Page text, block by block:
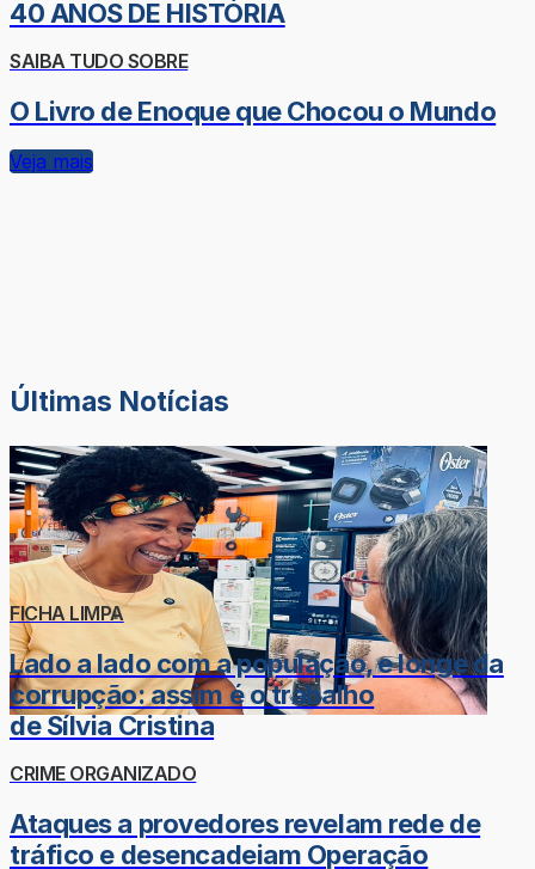
40 ANOS DE HISTÓRIA
SAIBA TUDO SOBRE
O Livro de Enoque que Chocou o Mundo
Veja mais
Últimas Notícias
FICHA LIMPA
Lado a lado com a população, e longe da
corrupção: assim é o trabalho
de Sílvia Cristina
CRIME ORGANIZADO
Ataques a provedores revelam rede de
tráfico e desencadeiam Operação